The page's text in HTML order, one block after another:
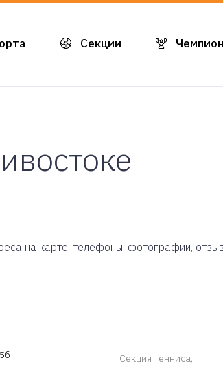
Секции
на карте, телефоны, фотографии,
Cекция тенниса; ...